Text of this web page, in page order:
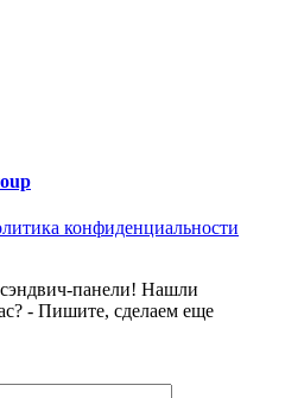
конфиденциальности
панели! Нашли
- Пишите, сделаем еще